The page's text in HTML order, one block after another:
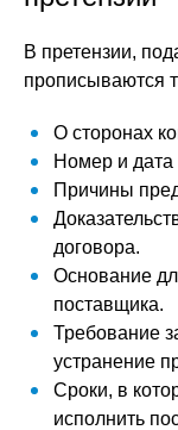
В претензии,
прописываются
О сторонах
Номер и дата
Причины
договора.
Основание
поставщика.
Требование
устранение
Сроки, в
исполнить